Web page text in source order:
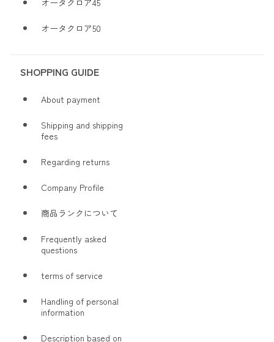
オータクロア45
オータクロア50
SHOPPING GUIDE
About payment
Shipping and shipping
fees
Regarding returns
Company Profile
商品ランクについて
Frequently asked
questions
terms of service
Handling of personal
information
Description based on